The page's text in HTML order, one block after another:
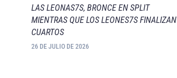
LAS LEONAS7S, BRONCE EN SPLIT
MIENTRAS QUE LOS LEONES7S FINALIZAN
CUARTOS
26 DE JULIO DE 2026